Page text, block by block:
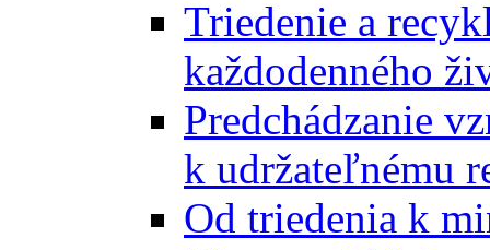
Triedenie a
každodenného
Predchádzanie
k udržateľnému
Od triedenia k